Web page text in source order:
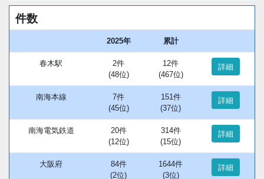
件数
2025年 累計
春木駅
2件
(48位)
12件
(467位)
詳細
南海本線
7件
(45位)
151件
(37位)
詳細
南海電気鉄道
20件
(12位)
314件
(15位)
詳細
大阪府
84件
(2位)
1644件
(3位)
詳細